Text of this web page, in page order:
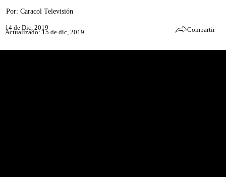
Por: Caracol Televisión
14 de Dic, 2019
Actualizado: 15 de dic, 2019 Compartir